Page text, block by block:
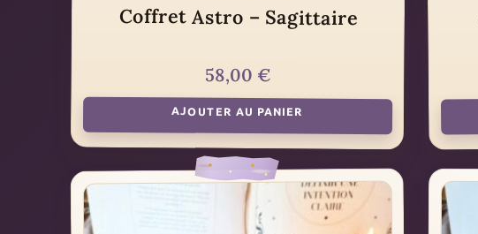
Coffret Astro – Sagittaire
58,00 €
AJOUTER AU PANIER